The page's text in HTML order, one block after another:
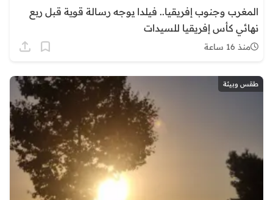
المغرب وجنوب إفريقيا.. فيلدا يوجه رسالة قوية قبل ربع
نهائي كأس إفريقيا للسيدات
منذ 16 ساعة
طقس وبيئة